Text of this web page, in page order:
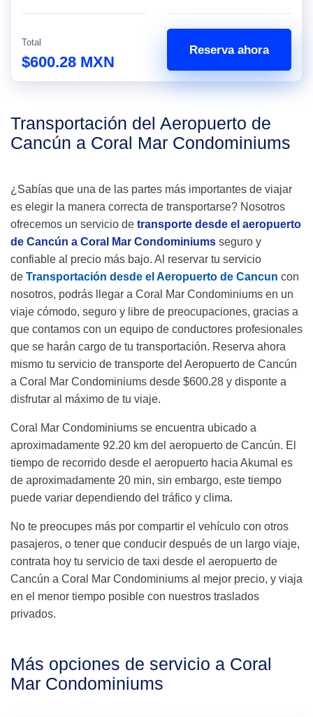
Total
$600.28 MXN
Reserva ahora
Transportación del Aeropuerto de
Cancún a Coral Mar Condominiums
¿Sabías que una de las partes más importantes de viajar
es elegir la manera correcta de transportarse? Nosotros
ofrecemos un servicio de transporte desde el aeropuerto
de Cancún a Coral Mar Condominiums seguro y
confiable al precio más bajo. Al reservar tu servicio
de Transportación desde el Aeropuerto de Cancun con
nosotros, podrás llegar a Coral Mar Condominiums en un
viaje cómodo, seguro y libre de preocupaciones, gracias a
que contamos con un equipo de conductores profesionales
que se harán cargo de tu transportación. Reserva ahora
mismo tu servicio de transporte del Aeropuerto de Cancún
a Coral Mar Condominiums desde $600.28 y disponte a
disfrutar al máximo de tu viaje.
Coral Mar Condominiums se encuentra ubicado a
aproximadamente 92.20 km del aeropuerto de Cancún. El
tiempo de recorrido desde el aeropuerto hacia Akumal es
de aproximadamente 20 min, sin embargo, este tiempo
puede variar dependiendo del tráfico y clima.
No te preocupes más por compartir el vehículo con otros
pasajeros, o tener que conducir después de un largo viaje,
contrata hoy tu servicio de taxi desde el aeropuerto de
Cancún a Coral Mar Condominiums al mejor precio, y viaja
en el menor tiempo posible con nuestros traslados
privados.
Más opciones de servicio a Coral
Mar Condominiums